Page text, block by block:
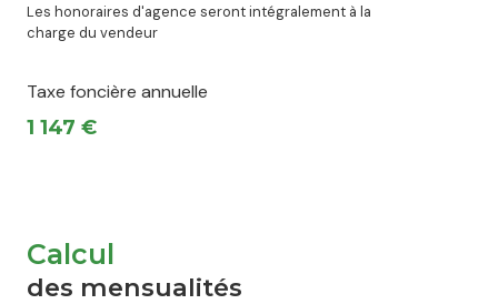
Les honoraires d'agence seront intégralement à la
charge du vendeur
Taxe foncière annuelle
1 147 €
Calcul
des mensualités